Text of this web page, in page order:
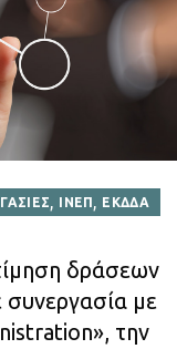
, ΙΝΕΠ , ΕΚΔΔΑ
δράσεων
με
την